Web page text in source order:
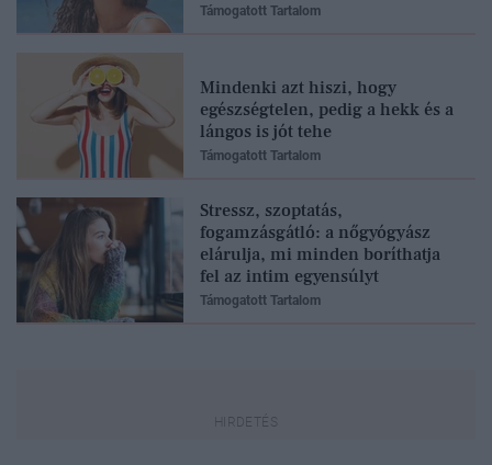
Támogatott Tartalom
Mindenki azt hiszi, hogy
egészségtelen, pedig a hekk és a
lángos is jót tehe
Támogatott Tartalom
Stressz, szoptatás,
fogamzásgátló: a nőgyógyász
elárulja, mi minden boríthatja
fel az intim egyensúlyt
Támogatott Tartalom